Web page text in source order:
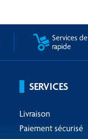
Services
rapide
SERVICES
Livraison
Paiement sécurisé